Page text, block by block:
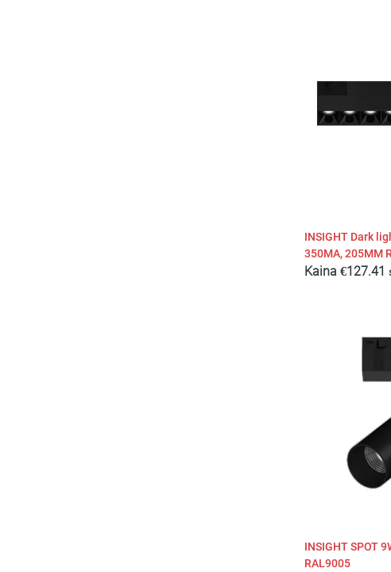
INSIGHT Dark
350MA, 205MM
Kaina €127.41
INSIGHT SPOT
RAL9005